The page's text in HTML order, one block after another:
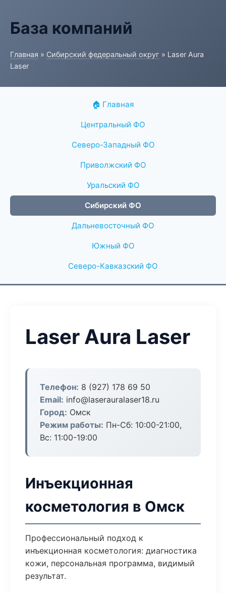
База компаний
Главная » Сибирский федеральный округ » Laser Aura
Laser
🏠 Главная
Центральный ФО
Северо-Западный ФО
Приволжский ФО
Уральский ФО
Сибирский ФО
Дальневосточный ФО
Южный ФО
Северо-Кавказский ФО
Laser Aura Laser
Телефон: 8 (927) 178 69 50
Email: info@laserauralaser18.ru
Город: Омск
Режим работы: Пн-Сб: 10:00-21:00,
Вс: 11:00-19:00
Инъекционная
косметология в Омск
Профессиональный подход к
инъекционная косметология: диагностика
кожи, персональная программа, видимый
результат.